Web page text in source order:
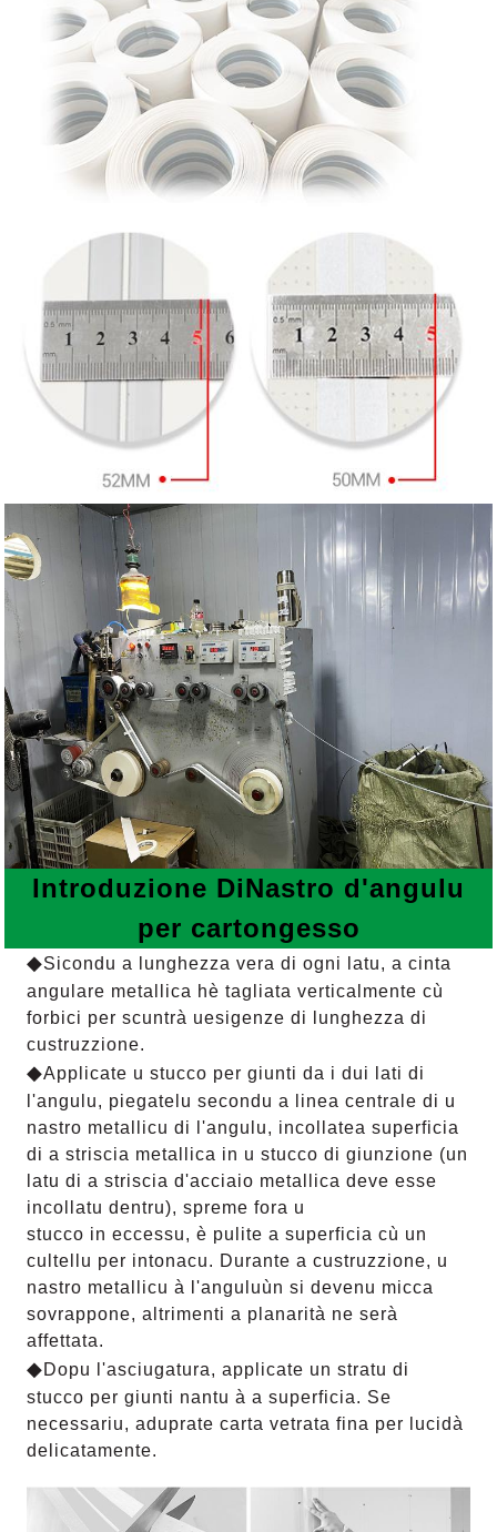
Introduzione DiNastro d'angulu
per cartongesso
◆Sicondu a lunghezza vera di ogni latu, a cinta
angulare metallica hè tagliata verticalmente cù
forbici per scuntrà uesigenze di lunghezza di
custruzzione.
◆Applicate u stucco per giunti da i dui lati di
l'angulu, piegatelu secondu a linea centrale di u
nastro metallicu di l'angulu, incollatea superficia
di a striscia metallica in u stucco di giunzione (un
latu di a striscia d'acciaio metallica deve esse
incollatu dentru), spreme fora u
stucco in eccessu, è pulite a superficia cù un
cultellu per intonacu. Durante a custruzzione, u
nastro metallicu à l'anguluùn si devenu micca
sovrappone, altrimenti a planarità ne serà
affettata.
◆Dopu l'asciugatura, applicate un stratu di
stucco per giunti nantu à a superficia. Se
necessariu, aduprate carta vetrata fina per lucidà
delicatamente.